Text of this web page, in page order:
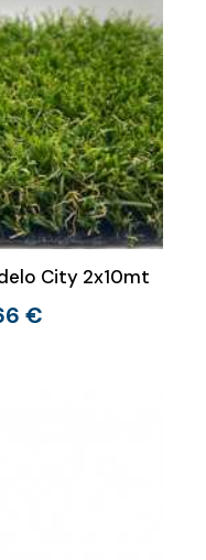
City 2x10mt
€